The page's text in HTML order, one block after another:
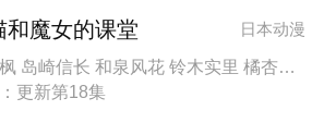
日本动漫
和魔女的课堂
本渡枫 岛崎信长 和泉风花 铃木实里 橘杏咲 白石晴香 上村祐翔 长谷川玲奈 石毛翔弥 菲鲁兹·蓝 大野智敬 渡谷美帆 浦和希 樱井美雪 花泽香菜 速水奖 平川大辅
更新第18集